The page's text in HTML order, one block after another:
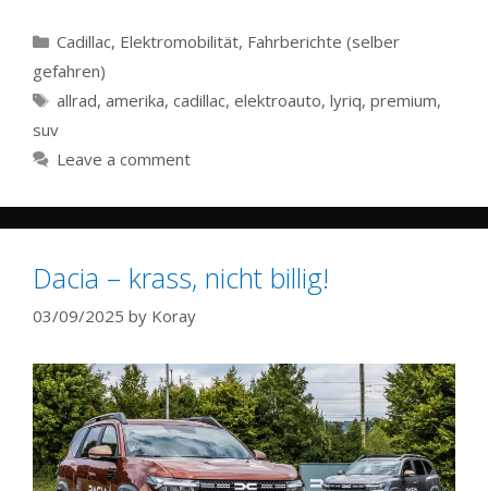
Categories
Cadillac, Elektromobilität, Fahrberichte (selber
gefahren)
Tags
allrad, amerika, cadillac, elektroauto, lyriq, premium,
suv
Leave a comment
Dacia – krass, nicht billig!
03/09/2025 by Koray